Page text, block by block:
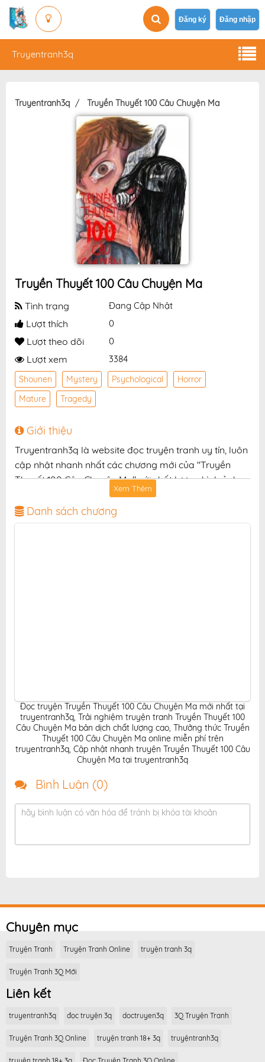
Đăng ký Đăng nhập
Truyentranh3q
Truyentranh3q Truyền Thuyết 100 Câu Chuyện Ma
Truyền Thuyết 100 Câu Chuyện Ma
Tình trạng Đang Cập Nhật
Lượt thích 0
Lượt theo dõi 0
Lượt xem 3384
Shounen Mystery Psychological
Horror
Mature
Tragedy
Giới thiệu
Truyentranh3q là website đọc truyện tranh uy tín, luôn
cập nhật nhanh nhất các chương mới của "Truyền
Thuyết 100 Câu Chuyện Ma" với chất lượng hình ảnh
sắc nét, bản dịch chuẩn và giao diện thân thiện, mang
đến trải nghiệm đọc truyện hấp dẫn, tiện lợi, hoàn
toàn miễn phí cho độc giả yêu thích truyện tranh
Xem Thêm
Danh sách chương
Đọc truyện Truyền Thuyết 100 Câu Chuyện Ma mới nhất tại
truyentranh3q, Trải nghiệm truyện tranh Truyền Thuyết 100
Câu Chuyện Ma bản dịch chất lượng cao, Thưởng thức Truyền
Thuyết 100 Câu Chuyện Ma online miễn phí trên
truyentranh3q, Cập nhật nhanh truyện Truyền Thuyết 100 Câu
Chuyện Ma tại truyentranh3q
Bình Luận (0)
hãy bình luận có văn hóa để tránh bị khóa tài khoản
Chuyên mục
Truyện Tranh Truyện Tranh Online truyện tranh 3q
Truyện Tranh 3Q Mới
Liên kết
truyentranh3q đọc truyện 3q doctruyen3q 3Q Truyện Tranh
Truyện Tranh 3Q Online truyện tranh 18+ 3q truyệntranh3q